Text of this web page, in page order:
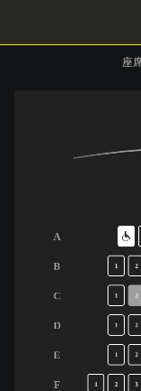
座
A
B
C
D
E
F
1 2
1 2
1 2
1 2
2 3